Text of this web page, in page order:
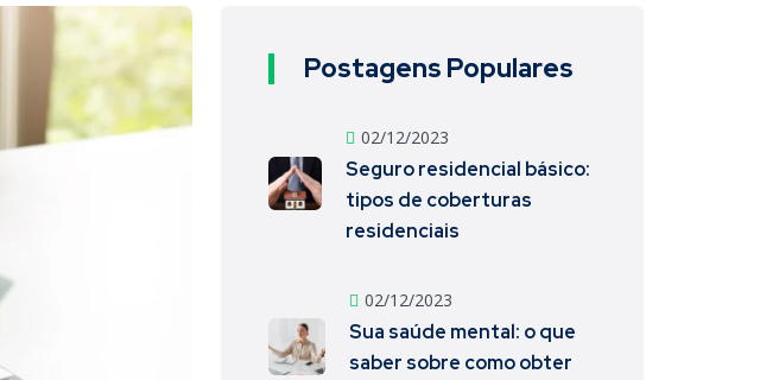
Postagens Populares
02/12/2023
Seguro residencial básico:
tipos de coberturas
residenciais
02/12/2023
Sua saúde mental: o que
saber sobre como obter